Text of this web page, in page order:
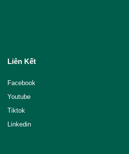
Liên Kết
Facebook
Youtube
Tiktok
Linkedin